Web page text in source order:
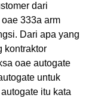
dari
333a arm
Dari apa yang
kontraktor
oae autogate
untuk
itu kata